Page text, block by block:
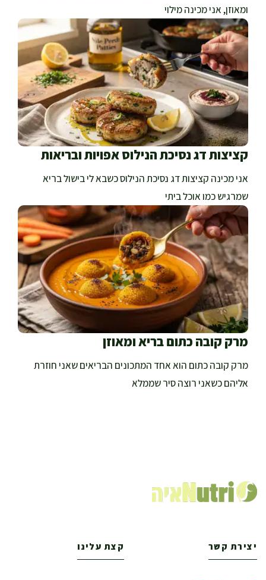
ומאוזן, אני מכינה מילוי
קציצות דג נסיכת הנילוס אפויות ובריאות
אני מכינה קציצות דג נסיכת הנילוס כשבא לי בישול בריא
שמרגיש כמו אוכל ביתי
מרק קובה כתום בריא ומאוזן
מרק קובה כתום הוא אחד המתכונים הבריאים שאני חוזרת
אליהם כשאני רוצה סיר שממלא
יצירת קשר קצת עלינו